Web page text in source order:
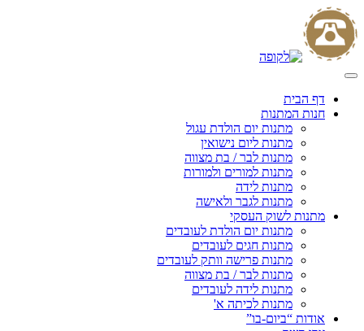
Skip
to
content
דף הבית
חנות המתנות
מתנות יום הולדת עגול
מתנות ליום נישואין
מתנות לבר / בת מצווה
מתנות למורים ולמורות
מתנות לידה
מתנות לגבר ולאישה
מתנות לשוק העסקי
מתנות יום הולדת לעובדים
מתנות חגים לעובדים
מתנות פרישה וותק לעובדים
מתנות לבר / בת מצווה
מתנות לידה לעובדים
מתנות לכיתה א'
אודות “ביום-בו”